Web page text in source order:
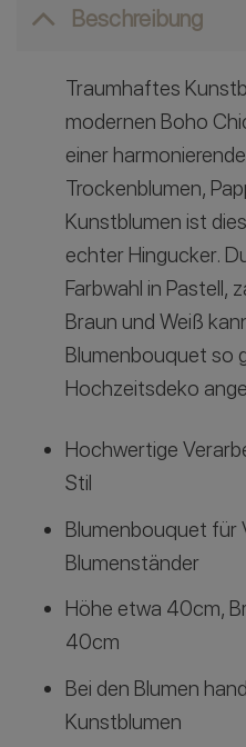
Beschreibung
Traumhaftes
modernen Boho
einer
Trockenblumen,
Kunstblumen ist
echter Hingucker.
Farbwahl in Pastell,
Braun und Weiß
Blumenbouquet so
Hochzeitsdeko
Hochwertige
Stil
Blumenbouquet für
Blumenständer
Höhe etwa 40cm,
40cm
Bei den Blumen
Kunstblumen